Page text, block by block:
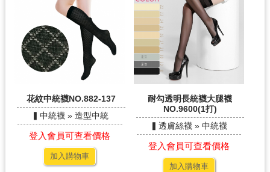
花紋中統襪NO.882-137
▍中統襪 » 造型中統
登入會員可查看價格
加入購物車
耐勾透明長統襪大腿襪
NO.9600(1打)
▍透膚絲襪 » 中統襪
登入會員可查看價格
加入購物車